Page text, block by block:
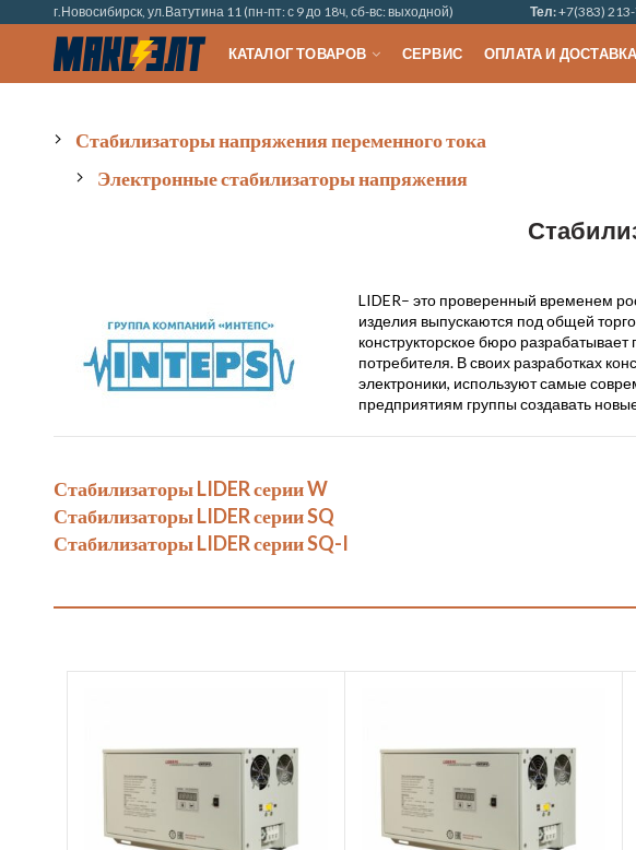
г.Новосибирск, ул.Ватутина 11 (пн-пт: с 9 до 18ч, сб-вс: выходной) Тел:+7(383)
КАТАЛОГ ТОВАРОВ СЕРВИС ОПЛАТА И ДОСТАВКА
Стабилизаторы напряжения переменного тока
Электронные стабилизаторы напряжения
LIDER– это проверенный временем
изделия выпускаются под общей
конструкторское бюро
потребителя. В своих разработках
электроники, используют самые
предприятиям группы создавать
Стабилизаторы LIDER серии W
Стабилизаторы LIDER серии SQ
Стабилизаторы LIDER серии SQ-I